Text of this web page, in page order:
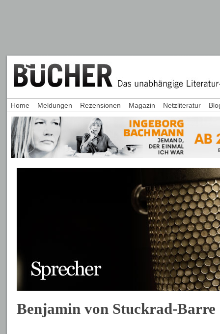
Benjamin von Stuckrad-Barre
Home Meldungen Rezensionen Magazin Netzliteratur